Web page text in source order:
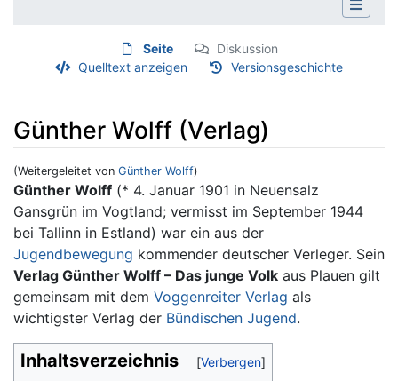
Seite
Diskussion
Quelltext anzeigen
Versionsgeschichte
Günther Wolff (Verlag)
(Weitergeleitet von Günther Wolff)
Wechseln zu:Navigation,Suche
Günther Wolff (* 4. Januar 1901 in Neuensalz
Gansgrün im Vogtland; vermisst im September 1944
bei Tallinn in Estland) war ein aus der
Jugendbewegung kommender deutscher Verleger. Sein
Verlag Günther Wolff – Das junge Volk aus Plauen gilt
gemeinsam mit dem Voggenreiter Verlag als
wichtigster Verlag der Bündischen Jugend.
Inhaltsverzeichnis